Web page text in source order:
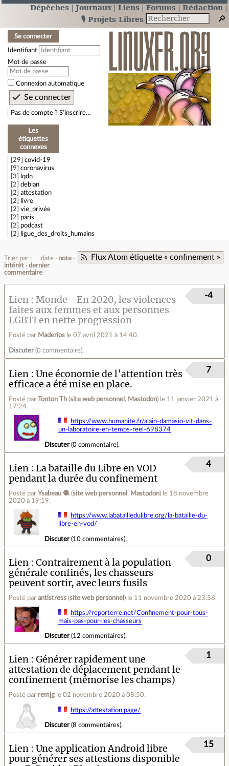
Dépêches Journaux Liens Forums
Rédaction
🎙️ Projets Libres
Se connecter
Identifiant
Mot de passe
Connexion automatique
Pas de compte ? S’inscrire…
Les
étiquettes
connexes
29
covid-19
9
coronavirus
3
lqdn
2
debian
2
attestation
2
livre
2
vie_privée
2
paris
2
podcast
2
ligue_des_droits_humains
Flux Atom étiquette « confinement »
Trier par : date
note
intérêt
dernier
commentaire
Lien
Monde - En 2020, les violences
faites aux femmes et aux personnes
LGBTI en nette progression
Posté par Maderios le 07 avril 2021 à 14:40.
-4
Discuter (0 commentaire).
Lien
Une économie de l’attention très
efficace a été mise en place.
Posté par Tonton Th (site web personnel , Mastodon) le 11 janvier 2021 à
17:24.
7
https://www.humanite.fr/alain-damasio-vit-dans-
un-laboratoire-en-temps-reel-698374
Discuter(0 commentaire).
Lien
La bataille du Libre en VOD
pendant la durée du confinement
Posté par Ysabeau 🧶 (site web personnel , Mastodon) le 18 novembre
2020 à 19:19.
4
https://www.labatailledulibre.org/la-bataille-du-
libre-en-vod/
Discuter(10 commentaires).
Lien
Contrairement à la population
générale confinés, les chasseurs
peuvent sortir, avec leurs fusils
Posté par antistress (site web personnel ) le 11 novembre 2020 à 23:56.
0
https://reporterre.net/Confinement-pour-tous-
mais-pas-pour-les-chasseurs
Discuter(12 commentaires).
Lien
Générer rapidement une
attestation de déplacement pendant le
confinement (mémorise les champs)
Posté par remjg le 02 novembre 2020 à 08:50.
1
https://attestation.page/
Discuter(8 commentaires).
Lien
Une application Android libre
pour générer ses attestions disponible
15